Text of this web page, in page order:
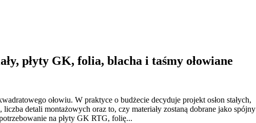
płyty GK, folia, blacha i taśmy ołowiane
ołowiu. W praktyce o budżecie decyduje projekt osłon stałych,
detali montażowych oraz to, czy materiały zostaną dobrane jako spójny
na płyty GK RTG, folię...